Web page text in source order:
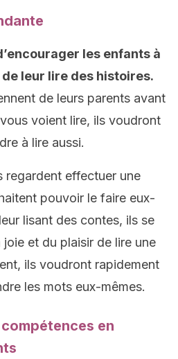
les enfants à
leur lire des histoires.
de leurs parents avant
voient lire, ils voudront
à lire aussi.
regardent effectuer une
pouvoir le faire eux-
lisant des contes, ils se
et du plaisir de lire une
ils voudront rapidement
les mots eux-mêmes.
en